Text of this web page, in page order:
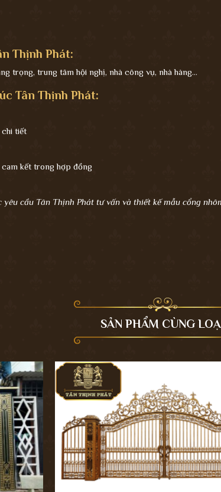
Thịnh Phát:
trọng, trung tâm hội nghị, nhà công vụ, nhà hàng...
Tân Thịnh Phát:
tiết
kết trong hợp đồng
cầu Tân Thịnh Phát tư vấn và thiết kế mẫu cổng
SẢN PHẨM CÙNG